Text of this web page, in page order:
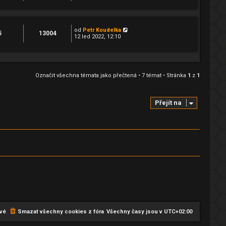
13004 od Petr Koudelka
12 led 2022, 12:10
Označit všechna témata jako přečtená • 7 témat • Stránka 1 z 1
Přejít na
Všechny časy jsou v UTC+02:00
Smazat všechny cookies z fóra